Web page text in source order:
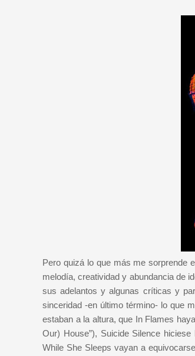
Pero quizá lo que más me sorprende
melodía, creatividad y abundancia de
sus adelantos y algunas críticas y
sinceridad -en último término- lo que
estaban a la altura, que In Flames
Our) House”), Suicide Silence
While She Sleeps vayan a